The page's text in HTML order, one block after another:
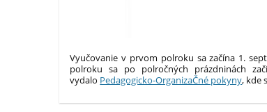
Vyučovanie v prvom polroku sa začína 1.
polroku sa po polročných prázdninách
vydalo Pedagogicko-OrganizaČné pokyny, kde